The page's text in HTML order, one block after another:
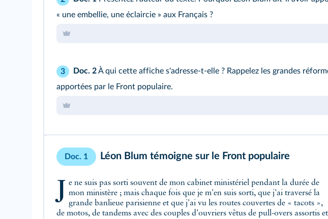
« une embellie, une éclaircie » aux Français ?
3 Doc. 2À qui cette affiche s'adresse-t-elle ? Rappelez les grandes
apportées par le Front populaire.
Doc. 1 Léon Blum témoigne sur le Front populaire
Je ne suis pas sorti souvent de mon cabinet ministériel pendant la durée de
mon ministère ; mais chaque fois que je m'en suis sorti, que j'ai traversé la
grande banlieue parisienne et que j'ai vu les routes couvertes de « tacots »,
de motos, de tandems avec des couples d'ouvriers vêtus de pull-overs assortis et